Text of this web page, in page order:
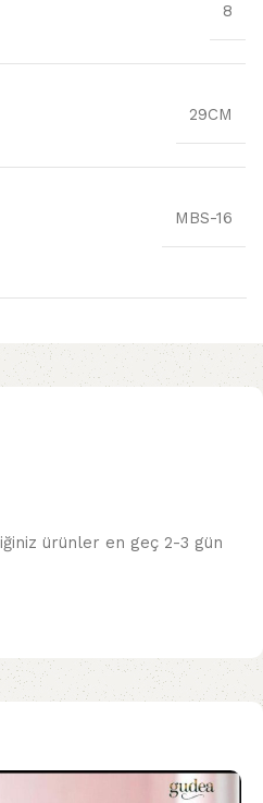
8
29CM
MBS-16
ürünler en geç 2-3 gün